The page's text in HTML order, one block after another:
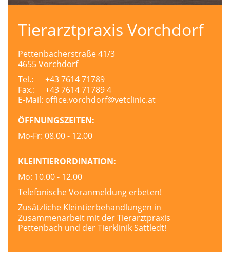
Tierarztpraxis Vorchdorf
Pettenbacherstraße 41/3
4655 Vorchdorf
Tel.:
+43 7614 71789
Fax.:
+43 7614 71789 4
E-Mail: office.vorchdorf@vetclinic.at
ÖFFNUNGSZEITEN:
Mo-Fr: 08.00 - 12.00
KLEINTIERORDINATION:
Mo: 10.00 - 12.00
Telefonische Voranmeldung erbeten!
Zusätzliche Kleintierbehandlungen in
Zusammenarbeit mit der Tierarztpraxis
Pettenbach und der Tierklinik Sattledt!